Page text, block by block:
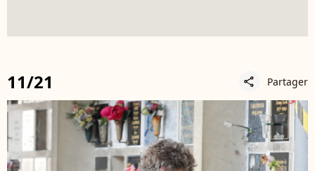
11/21 share Partager